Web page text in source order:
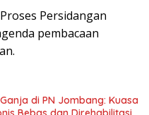
Persidangan
pembacaan
di PN Jombang: Kuasa